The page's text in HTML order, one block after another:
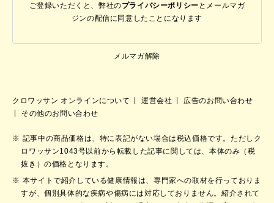
ご登録いただくと、弊社のプライバシーポリシー と メールマガ
ジンの配信に同意したことになります
メルマガ解除
クロワッサン オンラインについて 運営会社
広告のお問い合わせ
その他のお問い合わせ
記事中の商品価格は、特に表記がない場合は税込価格です。ただしク
ロワッサン1043号以前から転載した記事に関しては、本体のみ（税
抜き）の価格となります。
本サイトで紹介している健康情報は、専門家への取材を行っておりま
すが、個別具体的な疾病や傷病には対応しておりません。紹介されて